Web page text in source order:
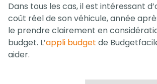
Dans tous les cas, il est intéressant
coût réel de son véhicule, année
le prendre clairement en
budget. L’appli budget de
aider.